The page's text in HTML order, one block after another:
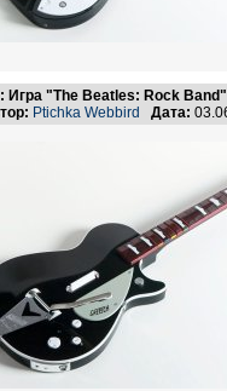
Игра "The Beatles: Rock Band"
Ptichka Webbird Дата: